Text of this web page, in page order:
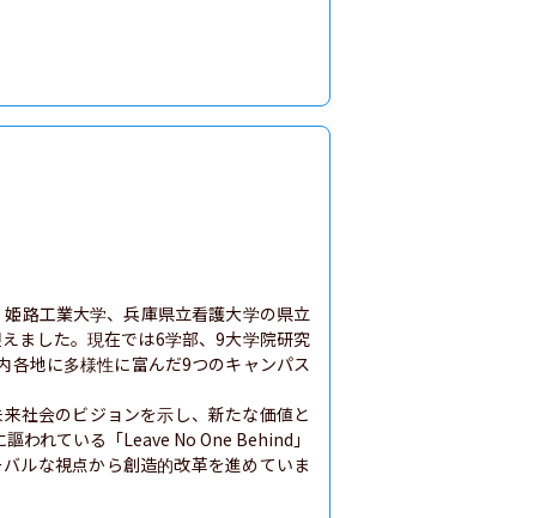
路工業大学、兵庫県立看護大学の県立
ました。現在では6学部、9大学院研究
各地に多様性に富んだ9つのキャンパス
社会のビジョンを示し、新たな価値と
われている「Leave No One Behind」
ルな視点から創造的改革を進めていま